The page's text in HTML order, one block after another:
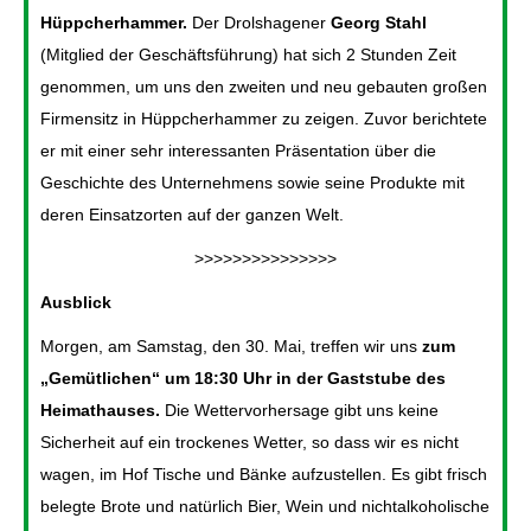
Hüppcherhammer. Der Drolshagener Georg Stahl
(Mitglied der Geschäftsführung) hat sich 2 Stunden Zeit
genommen, um uns den zweiten und neu gebauten großen
Firmensitz in Hüppcherhammer zu zeigen. Zuvor berichtete
er mit einer sehr interessanten Präsentation über die
Geschichte des Unternehmens sowie seine Produkte mit
deren Einsatzorten auf der ganzen Welt.
>>>>>>>>>>>>>>>
Ausblick
Morgen, am Samstag, den 30. Mai, treffen wir uns zum
„Gemütlichen“ um 18:30 Uhr in der Gaststube des
Heimathauses. Die Wettervorhersage gibt uns keine
Sicherheit auf ein trockenes Wetter, so dass wir es nicht
wagen, im Hof Tische und Bänke aufzustellen. Es gibt frisch
belegte Brote und natürlich Bier, Wein und nichtalkoholische